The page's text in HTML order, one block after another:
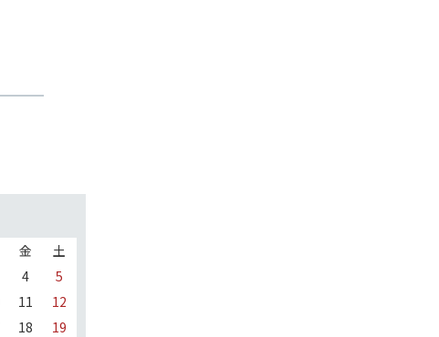
金
土
4
5
11
12
18
19